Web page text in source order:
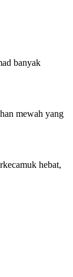
banyak
mewah yang
hebat,